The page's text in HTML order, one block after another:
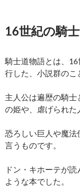
16世紀の騎士
騎士道物語とは、
行した、小説群のこ
主人公は遍歴の騎
の姫や、虐げられた
恐ろしい巨人や魔法
言うものです。
ドン・キホーテが
ような本でした。